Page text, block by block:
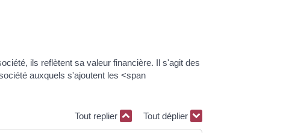
ils reflètent sa valeur financière. Il s'agit des
auxquels s'ajoutent les <span
Tout replier Tout déplier